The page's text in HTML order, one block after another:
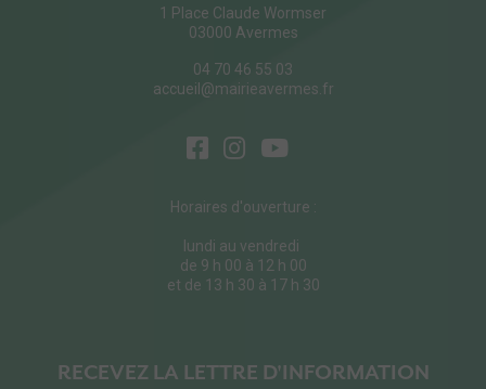
1 Place Claude Wormser
03000 Avermes
04 70 46 55 03
accueil@mairieavermes.fr
Horaires d'ouverture :
lundi au vendredi
de 9 h 00 à 12 h 00
et de 13 h 30 à 17 h 30
RECEVEZ LA LETTRE D'INFORMATION